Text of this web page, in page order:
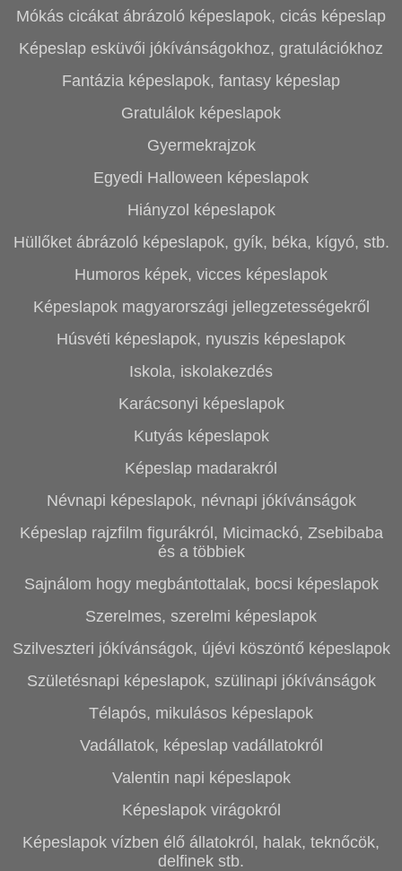
Mókás cicákat ábrázoló képeslapok, cicás képeslap
Képeslap esküvői jókívánságokhoz, gratulációkhoz
Fantázia képeslapok, fantasy képeslap
Gratulálok képeslapok
Gyermekrajzok
Egyedi Halloween képeslapok
Hiányzol képeslapok
Hüllőket ábrázoló képeslapok, gyík, béka, kígyó, stb.
Humoros képek, vicces képeslapok
Képeslapok magyarországi jellegzetességekről
Húsvéti képeslapok, nyuszis képeslapok
Iskola, iskolakezdés
Karácsonyi képeslapok
Kutyás képeslapok
Képeslap madarakról
Névnapi képeslapok, névnapi jókívánságok
Képeslap rajzfilm figurákról, Micimackó, Zsebibaba
és a többiek
Sajnálom hogy megbántottalak, bocsi képeslapok
Szerelmes, szerelmi képeslapok
Szilveszteri jókívánságok, újévi köszöntő képeslapok
Születésnapi képeslapok, szülinapi jókívánságok
Télapós, mikulásos képeslapok
Vadállatok, képeslap vadállatokról
Valentin napi képeslapok
Képeslapok virágokról
Képeslapok vízben élő állatokról, halak, teknőcök,
delfinek stb.